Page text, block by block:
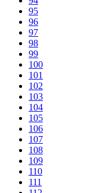
95
96
97
98
99
100
101
102
103
104
105
106
107
108
109
110
111